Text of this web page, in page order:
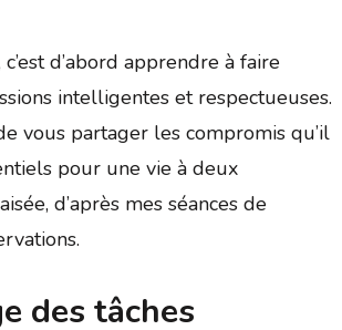
d’abord apprendre à faire
intelligentes et respectueuses.
vous partager les compromis qu’il
pour une vie à deux
d’après mes séances de
des tâches